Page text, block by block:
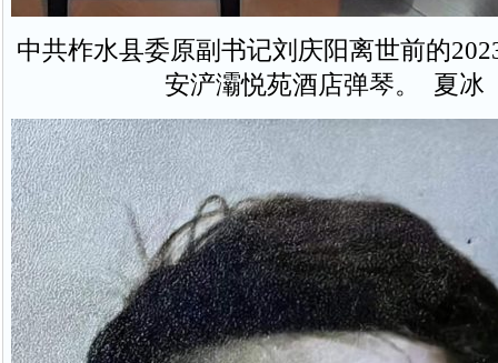
中共柞水县委原副书记刘庆阳离世前的
安浐灞悦苑酒店弹琴。 夏冰